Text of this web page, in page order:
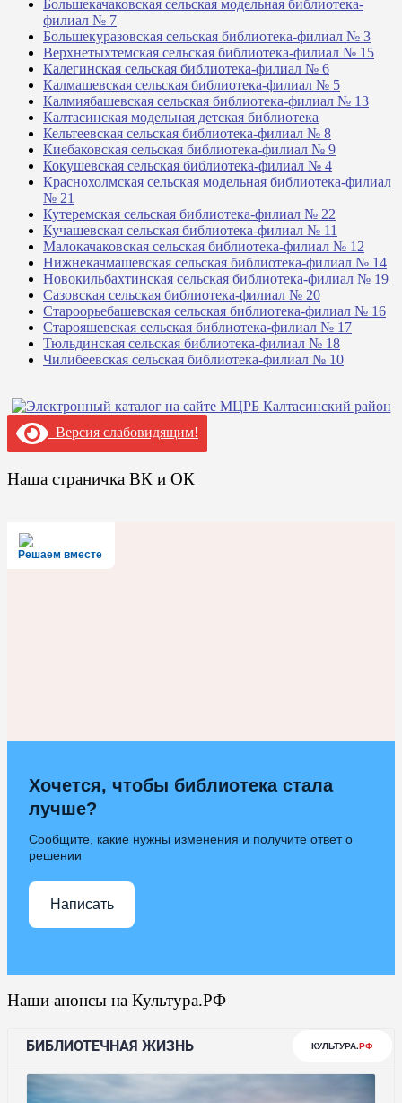
Большекачаковская сельская модельная библиотека-
филиал № 7
Большекуразовская сельская библиотека-филиал № 3
Верхнетыхтемская сельская библиотека-филиал № 15
Калегинская сельская библиотека-филиал № 6
Калмашевская сельская библиотека-филиал № 5
Калмиябашевская сельская библиотека-филиал № 13
Калтасинская модельная детская библиотека
Кельтеевская сельская библиотека-филиал № 8
Киебаковская сельская библиотека-филиал № 9
Кокушевская сельская библиотека-филиал № 4
Краснохолмская сельская модельная библиотека-филиал
№ 21
Кутеремская сельская библиотека-филиал № 22
Кучашевская сельская библиотека-филиал № 11
Малокачаковская сельская библиотека-филиал № 12
Нижнекачмашевская сельская библиотека-филиал № 14
Новокильбахтинская сельская библиотека-филиал № 19
Сазовская сельская библиотека-филиал № 20
Староорьебашевская сельская библиотека-филиал № 16
Старояшевская сельская библиотека-филиал № 17
Тюльдинская сельская библиотека-филиал № 18
Чилибеевская сельская библиотека-филиал № 10
Версия слабовидящим!
Наша страничка ВК и ОК
Решаем вместе
Хочется, чтобы библиотека стала
лучше?
Сообщите, какие нужны изменения и получите ответ о
решении
Написать
Наши анонсы на Культура.РФ